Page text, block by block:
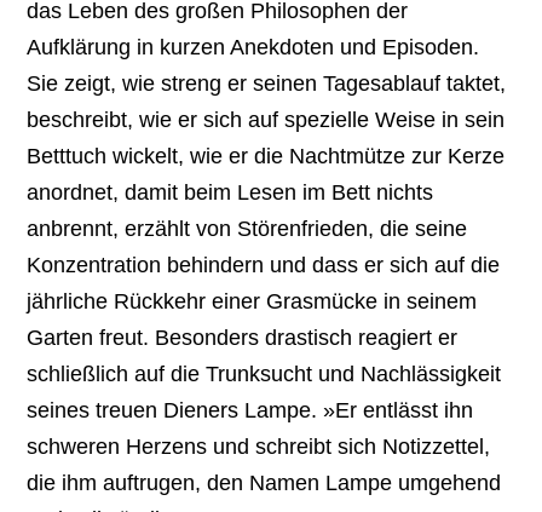
das Leben des großen Philosophen der
Aufklärung in kurzen Anekdoten und Episoden.
Sie zeigt, wie streng er seinen Tagesablauf taktet,
beschreibt, wie er sich auf spezielle Weise in sein
Betttuch wickelt, wie er die Nachtmütze zur Kerze
anordnet, damit beim Lesen im Bett nichts
anbrennt, erzählt von Störenfrieden, die seine
Konzentration behindern und dass er sich auf die
jährliche Rückkehr einer Grasmücke in seinem
Garten freut. Besonders drastisch reagiert er
schließlich auf die Trunksucht und Nachlässigkeit
seines treuen Dieners Lampe. »Er entlässt ihn
schweren Herzens und schreibt sich Notizzettel,
die ihm auftrugen, den Namen Lampe umgehend